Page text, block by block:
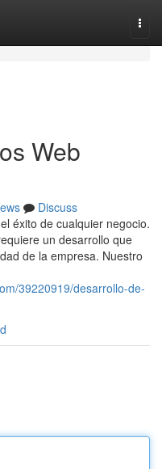
Web
Discuss
éxito de cualquier negocio.
un desarrollo que
de la empresa. Nuestro
39220919/desarrollo-de-